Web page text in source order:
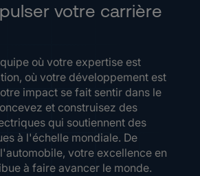
votre carrière
où votre expertise est
où votre développement est
impact se fait sentir dans le
et construisez des
qui soutiennent des
à l'échelle mondiale. De
votre excellence en
à faire avancer le monde.